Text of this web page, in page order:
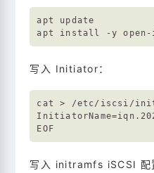
apt update
写入 Initiator：
cat > /etc/iscsi/
写入 initramfs iSCSI 配